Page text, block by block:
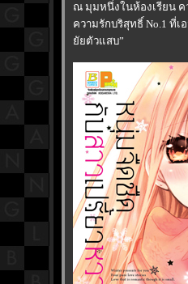
ณ มุมหนึ่งในห้องเรียน ค
ความรักบริสุทธิ์ No.1 ที่
ัยตัวแสบ”